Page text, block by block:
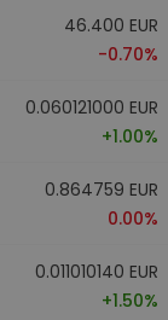
46.400 EUR
-0.70%
0.060121000 EUR
+1.00%
0.864759 EUR
0.00%
0.011010140 EUR
+1.50%